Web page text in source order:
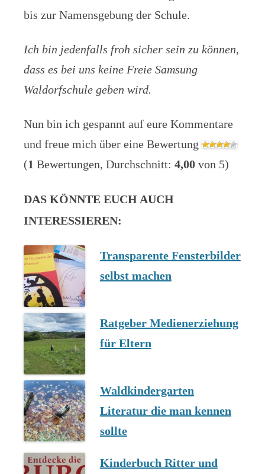
bis zur Namensgebung der Schule.
Ich bin jedenfalls froh sicher sein zu können,
dass es bei uns keine Freie Samsung
Waldorfschule geben wird.
Nun bin ich gespannt auf eure Kommentare
und freue mich über eine Bewertung
(1 Bewertungen, Durchschnitt: 4,00 von 5)
DAS KÖNNTE EUCH AUCH
INTERESSIEREN:
Transparente Fensterbilder
selbst machen
Ratgeber Medienerziehung
für Eltern
Waldkindergarten
Literatur die man kennen
sollte
Kinderbuch Ritter und